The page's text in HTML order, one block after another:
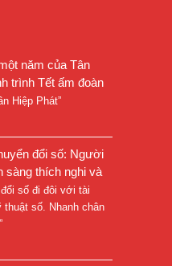
năm của Tân
trình Tết ấm đoàn
Hiệp Phát”
đổi số: Người
sàng thích nghi và
số đi đôi với tài
số. Nhanh chân
”